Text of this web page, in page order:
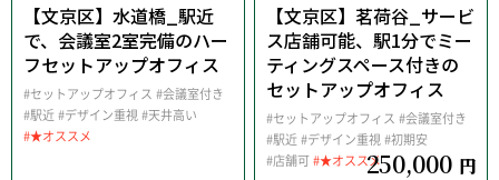
【文京区】水道橋_駅近
で、会議室2室完備のハー
フセットアップオフィス
#セットアップオフィス #会議室付き
#駅近 #デザイン重視#天井高い
#★オススメ
【文京区】茗荷谷_サービ
ス店舗可能、駅1分でミー
ティングスペース付きの
セットアップオフィス
#セットアップオフィス #会議室付き
#駅近 #デザイン重視#初期安
#店舗可#★オススメ250,000 円